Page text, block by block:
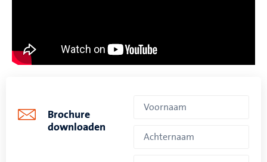
Brochure
downloaden